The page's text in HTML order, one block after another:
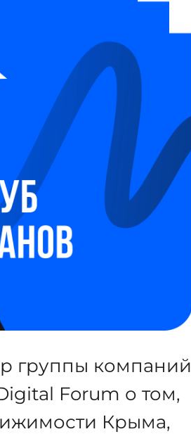
группы компаний
Forum о том,
Крыма,